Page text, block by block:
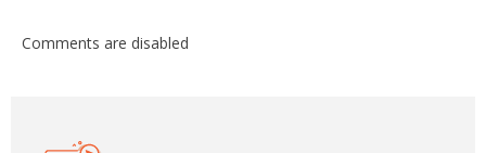
Comments are disabled